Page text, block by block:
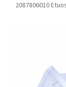
2087806010